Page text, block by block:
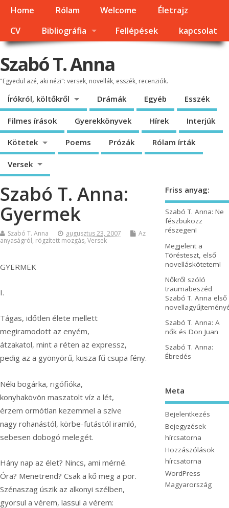
Home Rólam Welcome
Életrajz
CV
Bibliográfia Fellépések kapcsolat
Szabó T. Anna
"Egyedül azé, aki nézi": versek, novellák, esszék, recenziók.
Írókról, költőkről Drámák Egyéb Esszék
Filmes írások Gyerekkönyvek Hírek Interjúk
Kötetek Poems Prózák Rólam írták
Versek
Szabó T. Anna:
Gyermek
Szabó T. Anna augusztus 23, 2007
Az
anyaságról, rögzített mozgás, Versek
GYERMEK
I.
Tágas, időtlen élete mellett
megiramodott az enyém,
átzakatol, mint a réten az expressz,
pedig az a gyönyörű, kusza fű csupa fény.
Néki bogárka, rigófióka,
konyhakövön maszatolt víz a lét,
érzem ormótlan kezemmel a szíve
nagy rohanástól, körbe-futástól iramló,
sebesen dobogó melegét.
Hány nap az élet? Nincs, ami mérné.
Óra? Menetrend? Csak a kő meg a por.
Szénaszag úszik az alkonyi szélben,
gyorsul a vérem, lassul a vérem:
Friss anyag:
Szabó T. Anna: Ne
fészbukozz
részegen!
Megjelent a
Törésteszt, első
novelláskötetem!
Nőkről szóló
traumabeszéd
Szabó T. Anna első
Szabó T. Anna: A
nők és Don Juan
Szabó T. Anna:
Ébredés
Meta
Bejelentkezés
Bejegyzések
hírcsatorna
Hozzászólások
hírcsatorna
WordPress
Magyarország